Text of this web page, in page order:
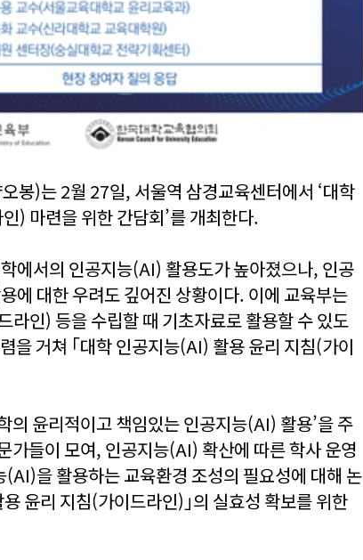
봉)는 2월 27일, 서울역 삼경교육센터에서 ‘대학
) 마련을 위한 간담회’를 개최한다.
에서의 인공지능(AI) 활용도가 높아졌으나, 인공
에 대한 우려도 깊어진 상황이다. 이에 교육부는
라인) 등을 수립할 때 기초자료로 활용할 수 있도
을 거쳐 ｢대학 인공지능(AI) 활용 윤리 지침(가이
의 윤리적이고 책임있는 인공지능(AI) 활용’을 주
가들이 모여, 인공지능(AI) 확산에 따른 학사 운영
을 활용하는 교육환경 조성의 필요성에 대해 논
윤리 지침(가이드라인)｣의 실효성 확보를 위한